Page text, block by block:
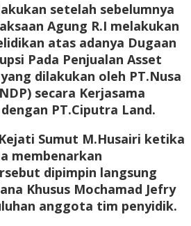
setelah sebelumnya
Agung R.I melakukan
atas adanya Dugaan
Pada Penjualan Asset
dilakukan oleh PT.Nusa
secara Kerjasama
PT.Ciputra Land.
Sumut M.Husairi ketika
membenarkan
dipimpin langsung
Khusus Mochamad Jefry
anggota tim penyidik.